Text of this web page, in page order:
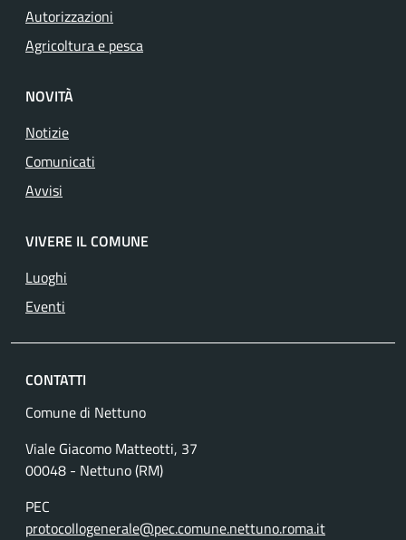
Autorizzazioni
Agricoltura e pesca
NOVITÀ
Notizie
Comunicati
Avvisi
VIVERE IL COMUNE
Luoghi
Eventi
CONTATTI
Comune di Nettuno
Viale Giacomo Matteotti, 37
00048 - Nettuno (RM)
PEC
protocollogenerale@pec.comune.nettuno.roma.it